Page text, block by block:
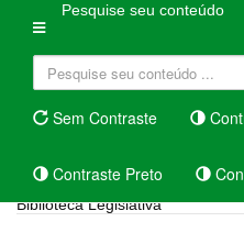
Pesquise seu conteúdo
Sem Contraste
Contraste Preto
Biblioteca Legislativa